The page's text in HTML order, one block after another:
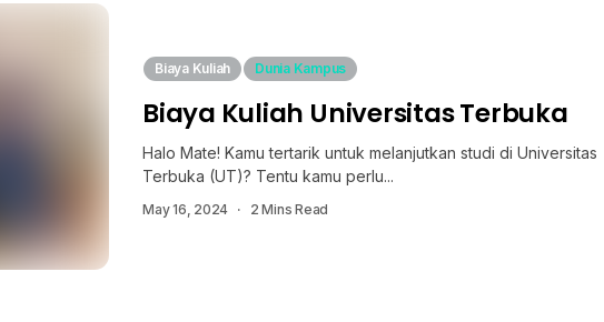
Biaya Kuliah Dunia Kampus
Biaya Kuliah Universitas Terbuka
Halo Mate! Kamu tertarik untuk melanjutkan studi di Universitas
Terbuka (UT)? Tentu kamu perlu...
May 16, 2024 2 Mins Read